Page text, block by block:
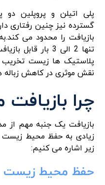
پلی اتیلن و پروپلین
گسترده نیز چنین رفتاری
بازیافت را محدود می
تنها 2 الی 3 بار
پلاستیک ها زیست تخریب
نقش موثری در کاهش زباله
چرا
بازیافت یک جنبه مهم از
زیادی به حفظ محیط زیست
زیر اشاره می کنیم:
حفظ محیط زیست